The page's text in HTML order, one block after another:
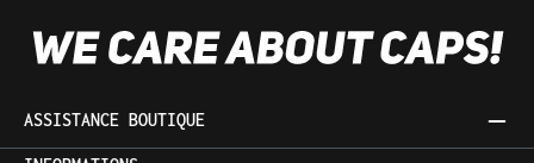
ASSISTANCE BOUTIQUE